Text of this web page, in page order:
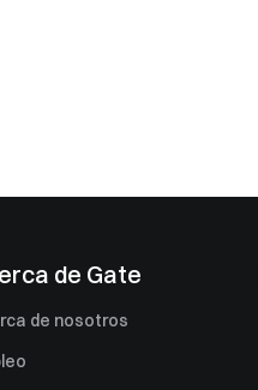
de Gate
de nosotros